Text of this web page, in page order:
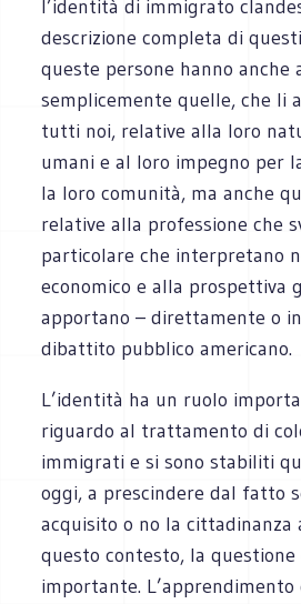
l’identità di immigrato
descrizione completa di
queste persone hanno
semplicemente quelle, che li
tutti noi, relative alla loro
umani e al loro impegno per
la loro comunità, ma anche
relative alla professione che
particolare che interpretano
economico e alla prospettiva
apportano – direttamente o
dibattito pubblico americano.
L’identità ha un ruolo
riguardo al trattamento di
immigrati e si sono stabiliti
oggi, a prescindere dal fatto
acquisito o no la cittadinanza
questo contesto, la
importante. L’apprendimento